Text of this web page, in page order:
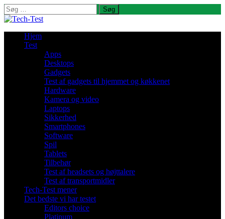
Søg
efter:
Hjem
Test
Apps
Desktops
Gadgets
Test af gadgets til hjemmet og køkkenet
Hardware
Kamera og video
Laptops
Sikkerhed
Smartphones
Software
Spil
Tablets
Tilbehør
Test af headsets og højttalere
Test af transportmidler
Tech-Test mener
Det bedste vi har testet
Editors choice
Platinum